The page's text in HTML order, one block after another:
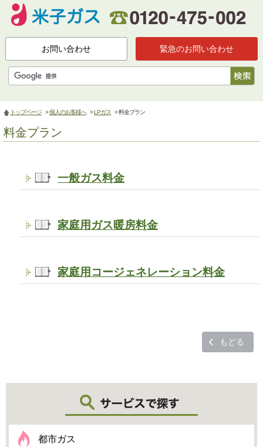
緊急のお問い合わせ
お問い合わせ
トップページ >個人のお客様へ >LPガス > 料金プラン
料金プラン
一般ガス料金
家庭用ガス暖房料金
家庭用コージェネレーション料金
もどる
都市ガス